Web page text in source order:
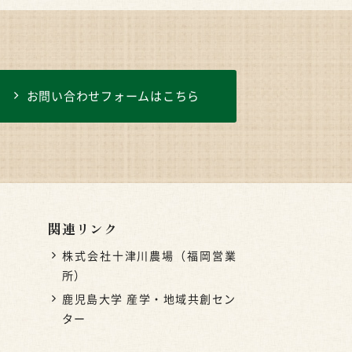
お問い合わせフォームはこちら
関連リンク
株式会社十津川農場（福岡営業
所）
鹿児島大学 産学・地域共創セン
ター